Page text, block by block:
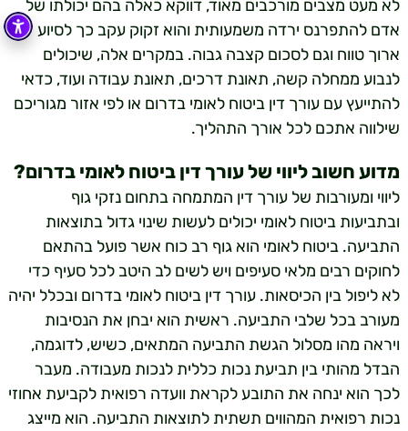
לא מעט מצבים מורכבים מאוד, דווקא כאלה בהם יכולתו של
אדם להתפרנס ירדה משמעותית והוא זקוק עקב כך לסיוע
ארוך טווח וגם לסכום קצבה גבוה. במקרים אלה, שיכולים
לנבוע ממחלה קשה, תאונת דרכים, תאונת עבודה ועוד, כדאי
להתייעץ עם עורך דין ביטוח לאומי בדרום או לפי אזור מגוריכם
שילווה אתכם לכל אורך התהליך.
מדוע חשוב ליווי של עורך דין ביטוח לאומי בדרום?
ליווי ומעורבות של עורך דין המתמחה בתחום נזקי גוף
ובתביעות ביטוח לאומי יכולים לעשות שינוי גדול בתוצאות
התביעה. ביטוח לאומי הוא גוף רב כוח אשר פועל בהתאם
לחוקים רבים מלאי סעיפים ויש לשים לב היטב לכל סעיף כדי
לא ליפול בין הכיסאות. עורך דין ביטוח לאומי בדרום ובכלל יהיה
מעורב בכל שלבי התביעה. ראשית הוא יבחן את הנסיבות
ויראה מהו מסלול הגשת התביעה המתאים, כשיש, לדוגמה,
הבדל מהותי בין תביעת נכות כללית לנכות מעבודה. מעבר
לכך הוא ינחה את התובע לקראת וועדה רפואית לקביעת אחוזי
נכות רפואית המהווים תשתית לתוצאות התביעה. הוא מייצג